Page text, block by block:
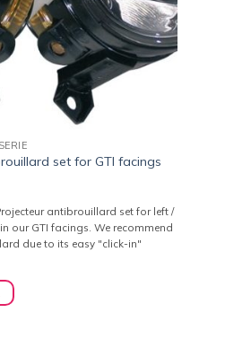
set for GTI facings
:
antibrouillard set for left /
our GTI facings. We recommend
due to its easy "click-in"